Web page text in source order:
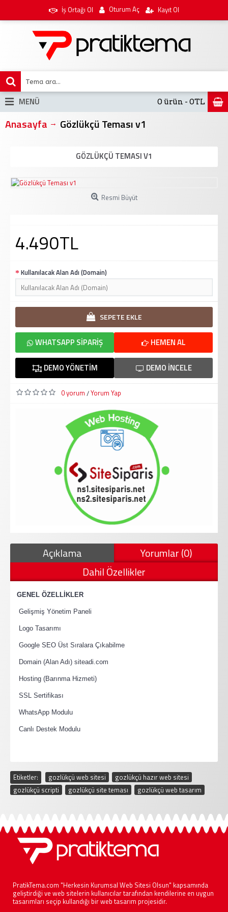
İş Ortağı Ol Oturum Aç Kayıt Ol
0 ürün - 0TL
MENÜ
Anasayfa Gözlükçü Teması v1
GÖZLÜKÇÜ TEMASI V1
Resmi Büyüt
4.490TL
Kullanılacak Alan Adı (Domain)
SEPETE EKLE
HEMEN AL
WHATSAPP SIPARIŞ
DEMO İNCELE
DEMO YÖNETIM
0 yorum /Yorum Yap
Açıklama
Yorumlar (0)
Dahil Özellikler
GENEL ÖZELLİKLER
Gelişmiş Yönetim Paneli
Logo Tasarımı
Google SEO Üst Sıralara Çıkabilme
Domain (Alan Adı) siteadi.com
Hosting (Barınma Hizmeti)
SSL Sertifikası
WhatsApp Modulu
Canlı Destek Modulu
Etiketler: gozlükçü web sitesi gozlükçü hazır web sitesi
gozlükçü scripti
gozlükçü site teması gozlükçü web tasarım
PratikTema.com "Herkesin Kurumsal Web Sitesi Olsun" kapsamında
geliştirdiği ve web sitelerin kullanıcılar tarafından kendilerine en uygun
tasarımları seçip kullandığı bir web tasarım projesidir.